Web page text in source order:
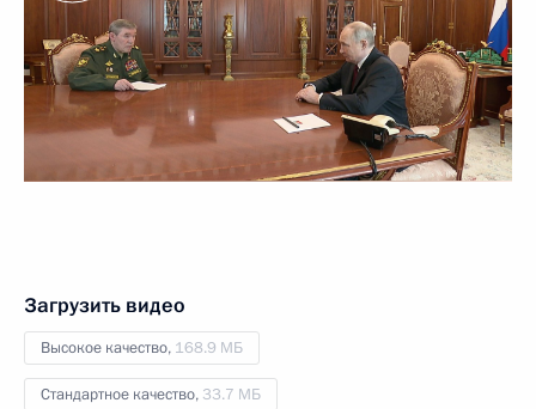
Загрузить видео
Высокое качество, 168.9 МБ
Стандартное качество, 33.7 МБ